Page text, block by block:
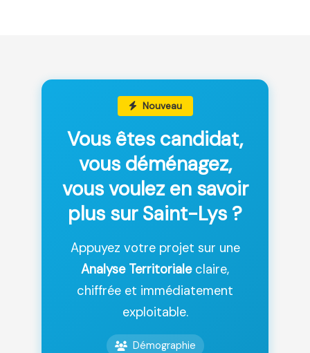
Nouveau
Vous êtes candidat,
vous déménagez,
vous voulez en savoir
plus sur Saint-Lys ?
Appuyez votre projet sur une
Analyse Territorialeclaire,
chiffrée et immédiatement
exploitable.
Démographie